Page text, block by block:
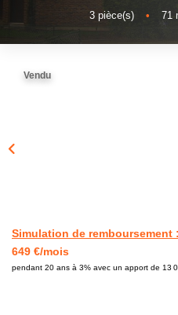
NOTRE
3 pièce(s) • 71
Vendu
Simulation de remboursement :
649 €/mois
pendant 20 ans à 3% avec un apport de 13